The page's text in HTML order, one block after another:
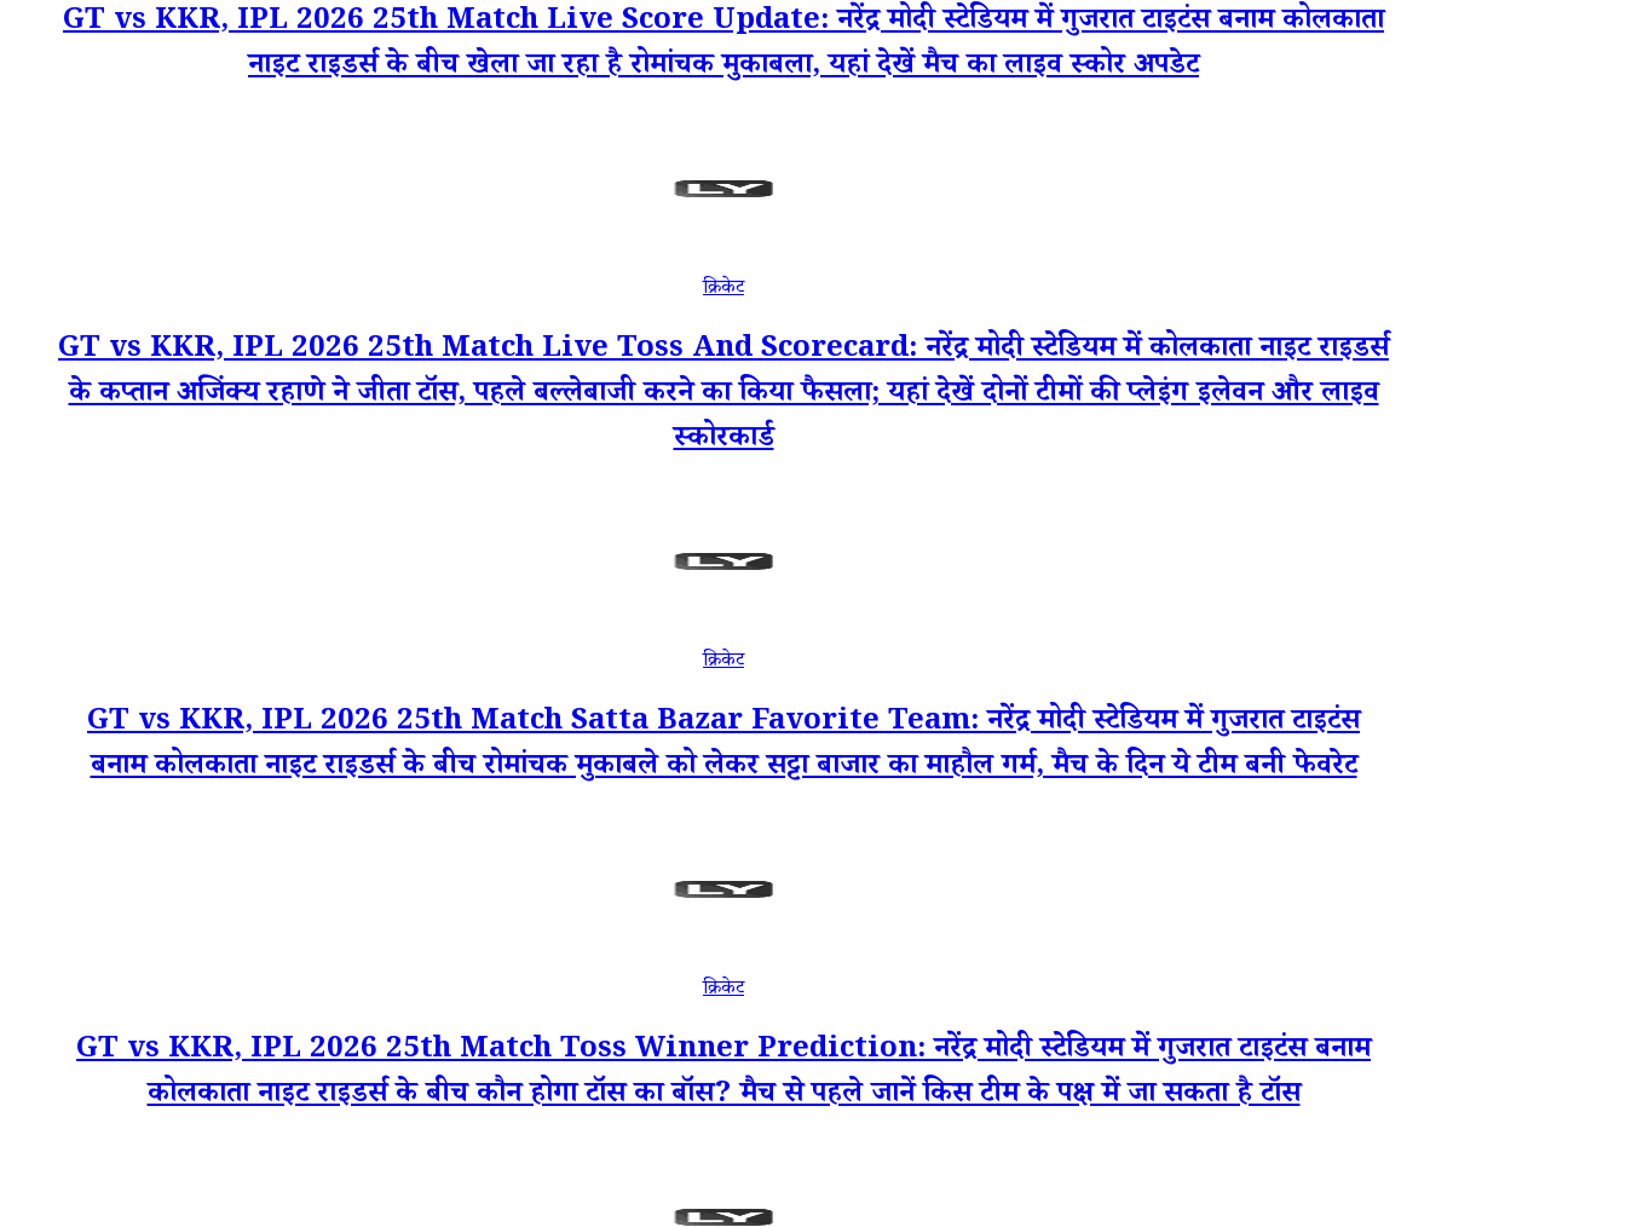
GT vs KKR, IPL 2026 25th Match Live Score Update: नरेंद्र मोदी स्टेडियम में गुजरात टाइटंस बनाम कोलकाता
नाइट राइडर्स के बीच खेला जा रहा है रोमांचक मुकाबला, यहां देखें मैच का लाइव स्कोर अपडेट
क्रिकेट
GT vs KKR, IPL 2026 25th Match Live Toss And Scorecard: नरेंद्र मोदी स्टेडियम में कोलकाता नाइट राइडर्स
के कप्तान अजिंक्य रहाणे ने जीता टॉस, पहले बल्लेबाजी करने का किया फैसला; यहां देखें दोनों टीमों की प्लेइंग इलेवन और लाइव
स्कोरकार्ड
क्रिकेट
GT vs KKR, IPL 2026 25th Match Satta Bazar Favorite Team: नरेंद्र मोदी स्टेडियम में गुजरात टाइटंस
बनाम कोलकाता नाइट राइडर्स के बीच रोमांचक मुकाबले को लेकर सट्टा बाजार का माहौल गर्म, मैच के दिन ये टीम बनी फेवरेट
क्रिकेट
GT vs KKR, IPL 2026 25th Match Toss Winner Prediction: नरेंद्र मोदी स्टेडियम में गुजरात टाइटंस बनाम
कोलकाता नाइट राइडर्स के बीच कौन होगा टॉस का बॉस? मैच से पहले जानें किस टीम के पक्ष में जा सकता है टॉस